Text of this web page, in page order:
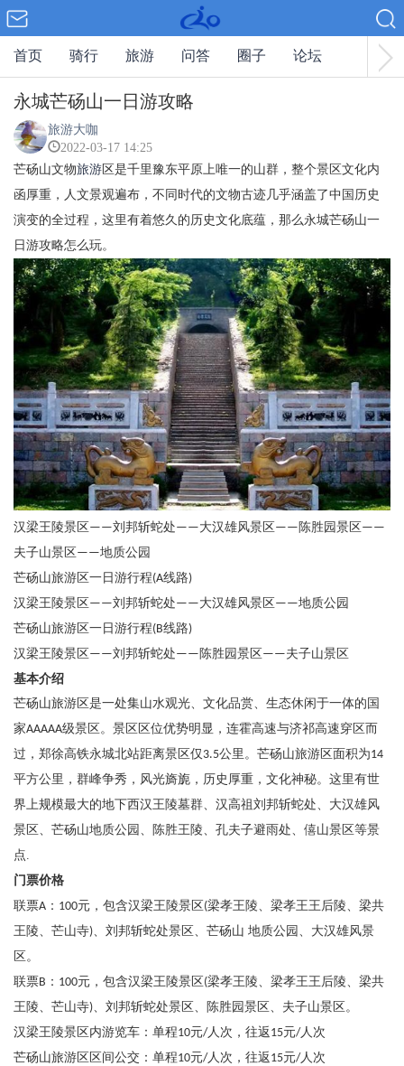
首页 骑行 旅游 问答 圈子 论坛
永城芒砀山一日游攻略
旅游大咖
2022-03-17 14:25
芒砀山文物旅游 区是千里豫东平原上唯一的山群，整个景区文化内
函厚重，人文景观遍布，不同时代的文物古迹几乎涵盖了中国历史
演变的全过程，这里有着悠久的历史文化底蕴，那么永城芒砀山一
日游攻略怎么玩。
汉梁王陵景区——刘邦斩蛇处——大汉雄风景区—— 陈胜园景区——
夫子山景区——地质公园
芒砀山旅游区一日游行程(A线路)
汉梁王陵景区——刘邦斩蛇处——大汉雄风景区——地质公园
芒砀山旅游区一日游行程(B线路)
汉梁王陵景区——刘邦斩蛇处—— 陈胜园景区——夫子山景区
基本介绍
芒砀山旅游区是一处集山水观光、文化品赏、生态休闲于一体的国
家AAAAA级景区。景区区位优势明显，连霍高速与济祁高速穿区而
过，郑徐高铁永城北站距离景区仅 3.5公里。芒砀山旅游区面积为14
平方公里，群峰争秀，风光旖旎，历史厚重，文化神秘。这里有世
界上规模最大的地下西汉王陵墓群、汉高祖刘邦斩蛇处、大汉雄风
景区、芒砀山地质公园、陈胜王陵、孔夫子避雨处、僖山景区等景
点.
门票价格
联票A ： 100元，包含汉梁王陵景区(梁孝王陵、梁孝王王后陵、梁共
王陵、芒山寺) 、刘邦斩蛇处景区、芒砀山 地质公园、大汉雄风景
区。
联票B ： 100元，包含汉梁王陵景区(梁孝王陵、梁孝王王后陵、梁共
王陵、芒山寺) 、刘邦斩蛇处景区、陈胜园景区、夫子山景区。
汉梁王陵景区内游览车：单程10元/人次，往返 15元/人次
芒砀山旅游区区间公交：单程10元/人次，往返 15元/人次